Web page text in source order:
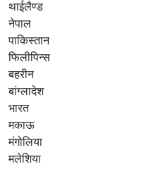
थाईलैण्ड
नेपाल
पाकिस्तान
फिलीपिन्स
बहरीन
बांग्लादेश
भारत
मकाऊ
मंगोलिया
मलेशिया